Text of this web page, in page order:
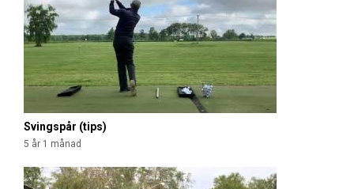
Svingspår (tips)
5 år 1 månad